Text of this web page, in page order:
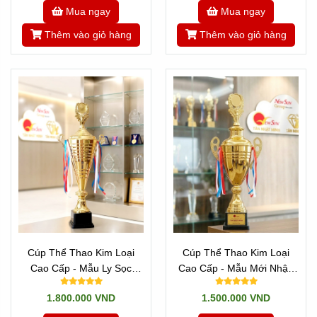
Khám phá thêm nhiều thiết kế ấn tượng khác của
chúng tôi tại các liên kết dưới đây:
👉 Xem ngay danh mục tổng hợp: Click Tất cả
sản phẩm về Cúp Nhập
👉 Chi tiết các mẫu mới nhất:Mẫu Cúp
Pickleball Đẹp
Mua ngay
Thêm vào giỏ hàng
Mua ngay
Thêm vào giỏ hàng
Cúp Thể Thao Kim Loại
Cao Cấp - Mẫu Ly Sọc
Ngang Cao 65-72cm
1.800.000 VND
Cúp Thể Thao Kim Loại
Cao Cấp - Mẫu Mới Nhập
Cao 62-78 cm
1.500.000 VND